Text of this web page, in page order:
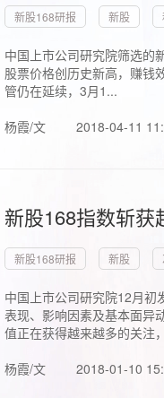
新股168研报 新股
中国上市公司研究院筛选的
股票价格创历史新高，赚钱
管仍在延续，3月1...
杨霞/文
2018-04-11
新股168指数斩
新股168研报 新股
中国上市公司研究院12月初
表现、影响因素及基本面异
值正在获得越来越多的关注
杨霞/文
2018-01-10